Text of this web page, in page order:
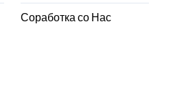
Соработка со Нас